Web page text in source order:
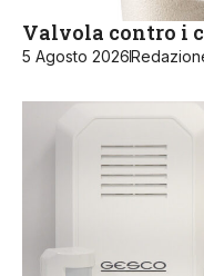
Valvola contro i
5 Agosto 2026